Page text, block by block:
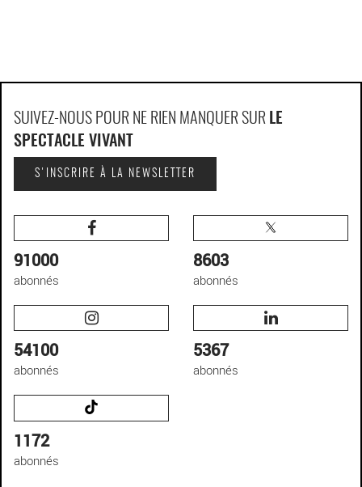
SUIVEZ-NOUS POUR NE RIEN MANQUER SUR LE
SPECTACLE VIVANT
S'INSCRIRE À LA NEWSLETTER
91000
abonnés
8603
abonnés
54100
abonnés
5367
abonnés
1172
abonnés